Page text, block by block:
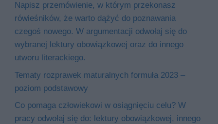
Napisz przemówienie, w którym przekonasz
rówieśników, że warto dążyć do poznawania
czegoś nowego. W argumentacji odwołaj się do
wybranej lektury obowiązkowej oraz do innego
utworu literackiego.
Tematy rozprawek maturalnych formuła 2023 –
poziom podstawowy
Co pomaga człowiekowi w osiągnięciu celu? W
pracy odwołaj się do: lektury obowiązkowej, innego